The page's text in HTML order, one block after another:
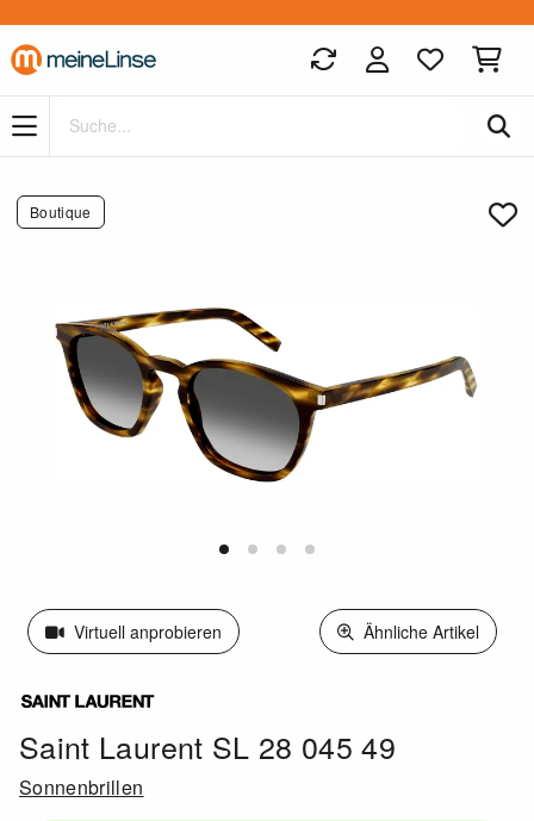
Zum Hauptinhalt springen
Boutique
Virtuell anprobieren Ähnliche Artikel
Saint Laurent SL 28 045 49
Sonnenbrillen